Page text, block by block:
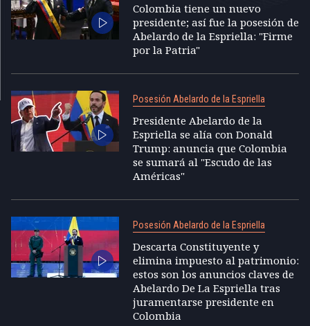
Colombia tiene un nuevo
presidente; así fue la posesión de
Abelardo de la Espriella: "Firme
por la Patria"
Posesión Abelardo de la Espriella
Presidente Abelardo de la
Espriella se alía con Donald
Trump: anuncia que Colombia
se sumará al "Escudo de las
Américas"
Posesión Abelardo de la Espriella
Descarta Constituyente y
elimina impuesto al patrimonio:
estos son los anuncios claves de
Abelardo De La Espriella tras
juramentarse presidente en
Colombia